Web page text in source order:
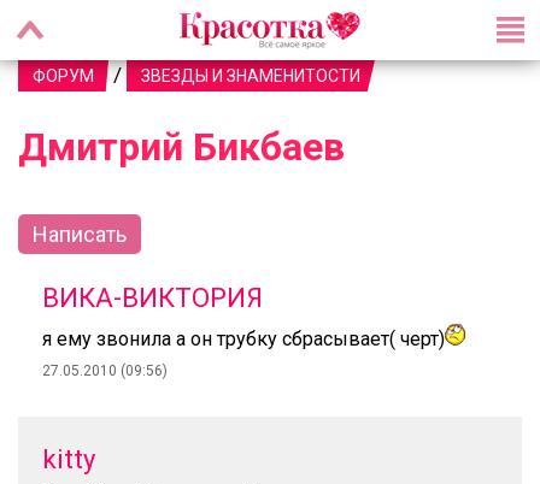
ФОРУМ / ЗВЕЗДЫ И ЗНАМЕНИТОСТИ
Дмитрий Бикбаев
Написать
ВИКА-ВИКТОРИЯ
я ему звонила а он трубку сбрасывает( черт)
27.05.2010 (09:56)
kitty